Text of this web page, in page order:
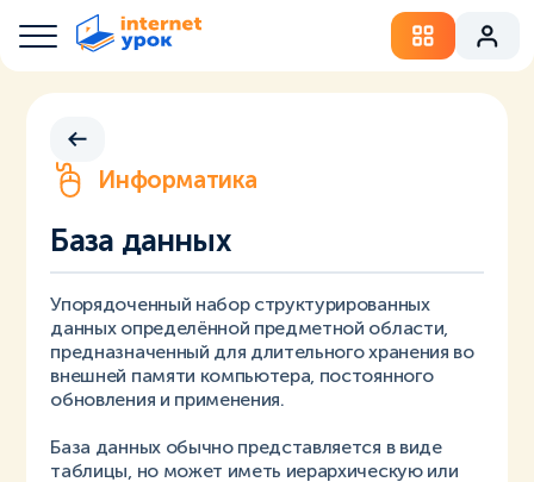
Информатика
База данных
Упорядоченный набор структурированных
данных определённой предметной области,
предназначенный для длительного хранения во
внешней памяти компьютера, постоянного
обновления и применения.
База данных обычно представляется в виде
таблицы, но может иметь иерархическую или